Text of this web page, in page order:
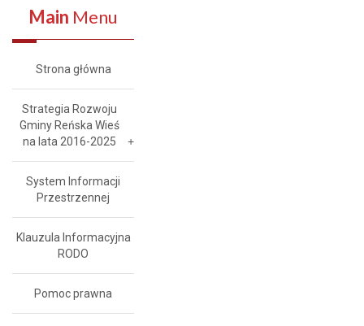
Main Menu
Strona główna
Strategia Rozwoju
Gminy Reńska Wieś
na lata 2016-2025
System Informacji
Przestrzennej
Klauzula Informacyjna
RODO
Pomoc prawna